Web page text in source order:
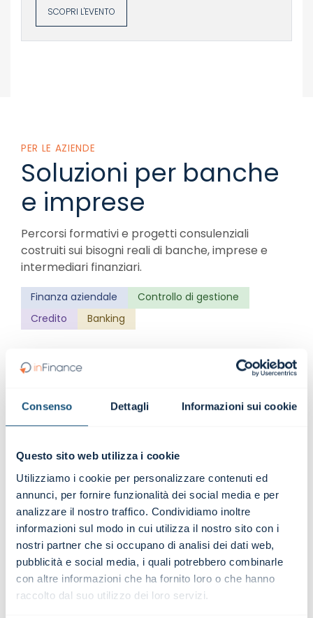
Consenso Dettagli Informazioni sui cookie
Questo sito web utilizza i cookie
Utilizziamo i cookie per personalizzare contenuti ed
annunci, per fornire funzionalità dei social media e per
analizzare il nostro traffico. Condividiamo inoltre
informazioni sul modo in cui utilizza il nostro sito con i
nostri partner che si occupano di analisi dei dati web,
pubblicità e social media, i quali potrebbero combinarle
con altre informazioni che ha fornito loro o che hanno
raccolto dal suo utilizzo dei loro servizi.
SCOPRI L'EVENTO
PER LE AZIENDE
Soluzioni per banche
e imprese
Percorsi formativi e progetti consulenziali
costruiti sui bisogni reali di banche, imprese e
intermediari finanziari.
Finanza aziendale
Controllo di gestione
Credito
Banking
Percorsi costruiti sulle esigenze aziendali, con
casi reali, modelli operativi e strumenti
immediatamente applicabili nelle attività
quotidiane.
SCOPRI LA FORMAZIONE